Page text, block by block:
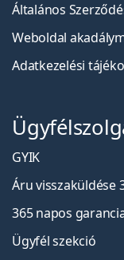
Általános
Weboldal
Adatkezelési
GYIK
Áru visszaküldése
365 napos
Ügyfél szekció